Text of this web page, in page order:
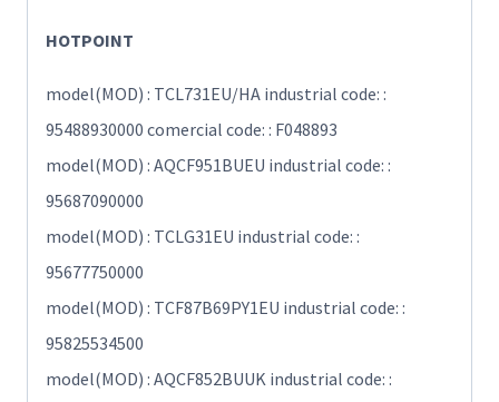
HOTPOINT
model(MOD) : TCL731EU/HA industrial code: :
95488930000 comercial code: : F048893
model(MOD) : AQCF951BUEU industrial code: :
95687090000
model(MOD) : TCLG31EU industrial code: :
95677750000
model(MOD) : TCF87B69PY1EU industrial code: :
95825534500
model(MOD) : AQCF852BUUK industrial code: :